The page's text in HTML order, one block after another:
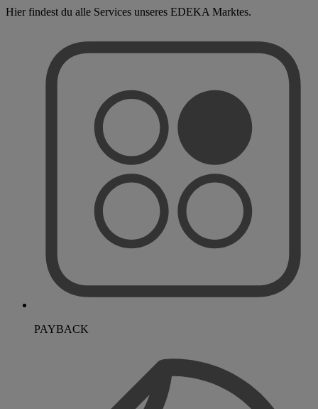
Hier findest du alle Services unseres EDEKA Marktes.
PAYBACK